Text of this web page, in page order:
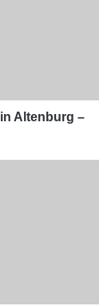
Altenburg –